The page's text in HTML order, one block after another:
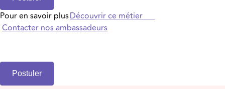
Pour en savoir plusDécouvrir ce métier
Contacter nos ambassadeurs
Postuler